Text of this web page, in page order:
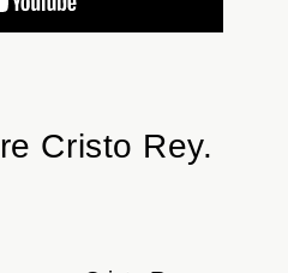
Cristo Rey.